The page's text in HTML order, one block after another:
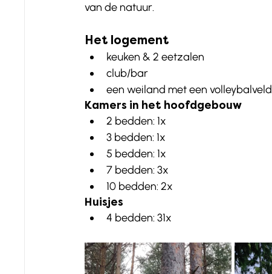
van de natuur.
Het logement
keuken & 2 eetzalen
club/bar
een weiland met een
Kamers in het hoofdgebouw
2 bedden: 1x
3 bedden: 1x
5 bedden: 1x
7 bedden: 3x
10 bedden: 2x
Huisjes
4 bedden: 31x